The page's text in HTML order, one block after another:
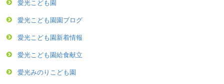
愛光こども園
愛光こども園園ブログ
愛光こども園新着情報
愛光こども園給食献立
愛光みのりこども園